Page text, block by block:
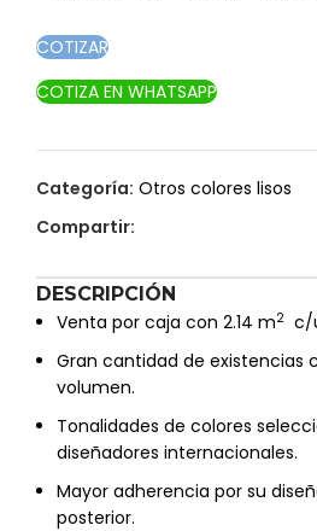
COTIZAR
COTIZA EN WHATSAPP
Categoría: Otros colores lisos
Compartir:
DESCRIPCIÓN
Venta por caja con 2.14 m2 c/
Gran cantidad de existencias
volumen.
Tonalidades de colores
diseñadores internacionales.
Mayor adherencia por su
posterior.